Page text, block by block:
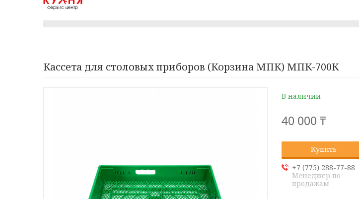
Кассета для столовых приборов (Корзина МПК) МПК-700К
В наличии
40 000 ₸
Купить
+7 (775) 288-77-88
Менеджер по
продажам